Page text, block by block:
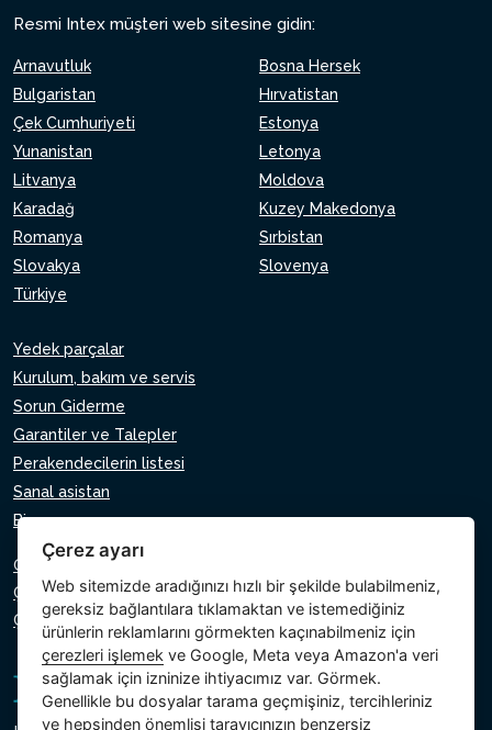
Resmi Intex müşteri web sitesine gidin:
Arnavutluk
Bosna Hersek
Bulgaristan
Hırvatistan
Çek Cumhuriyeti
Estonya
Yunanistan
Letonya
Litvanya
Moldova
Karadağ
Kuzey Makedonya
Romanya
Sırbistan
Slovakya
Slovenya
Türkiye
Yedek parçalar
Kurulum, bakım ve servis
Sorun Giderme
Garantiler ve Talepler
Perakendecilerin listesi
Sanal asistan
Bize yazın
Gizlilik Politikası
Çerez Politikası
Çerezlerin ayarı
Çerez ayarı
Web sitemizde aradığınızı hızlı bir şekilde bulabilmeniz,
gereksiz bağlantılara tıklamaktan ve istemediğiniz
ürünlerin reklamlarını görmekten kaçınabilmeniz için
çerezleri işlemek ve Google, Meta veya Amazon'a veri
sağlamak için izninize ihtiyacımız var. Görmek.
Genellikle bu dosyalar tarama geçmişiniz, tercihleriniz
ve hepsinden önemlisi tarayıcınızın benzersiz